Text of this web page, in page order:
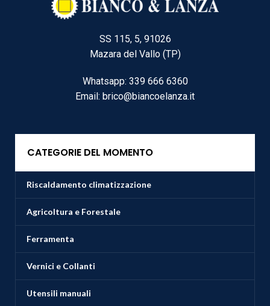
SS 115, 5, 91026
Mazara del Vallo (TP)
Whatsapp: 339 666 6360
Email: brico@biancoelanza.it
CATEGORIE DEL MOMENTO
Riscaldamento climatizzazione
Agricoltura e Forestale
Ferramenta
Vernici e Collanti
Utensili manuali